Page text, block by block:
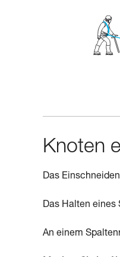
Knoten
Das
Das Halten eines
An einem